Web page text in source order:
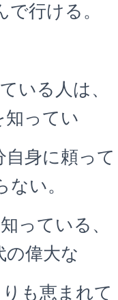
行ける。
いる人は、
知ってい
身に頼って
い。
っている、
の偉大な
まれて